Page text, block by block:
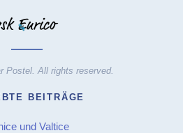
Postel. All rights reserved.
BEITRÄGE
und Valtice